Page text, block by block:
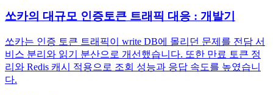
쏘카의 대규모 인증토큰 트래픽 대응 : 개발기
쏘카는 인증 토큰 트래픽이 write DB에 몰리던 문제를 전담 서
비스 분리와 읽기 분산으로 개선했습니다. 또한 만료 토큰 정
리와 Redis 캐시 적용으로 조회 성능과 응답 속도를 높였습니
다.